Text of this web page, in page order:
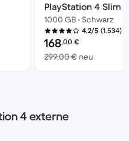
Neupreis von 299,00 €
PlayStation 4 Slim
1000 GB • Schwarz
4,2/5 (1.534)
Preis des erneuerten
168,00 €
299,00 € neu
4 externe